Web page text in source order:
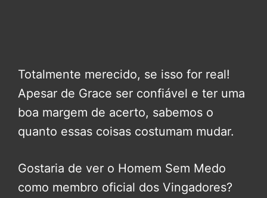
Totalmente merecido, se isso for real!
Apesar de Grace ser confiável e ter uma
boa margem de acerto, sabemos o
quanto essas coisas costumam mudar.
Gostaria de ver o Homem Sem Medo
como membro oficial dos Vingadores?